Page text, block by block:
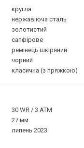
кругла
нержавіюча сталь
золотистий
сапфірове
ремінець шкіряний
чорний
класична (з пряжкою)
30 WR / 3 ATM
27 мм
липень 2023